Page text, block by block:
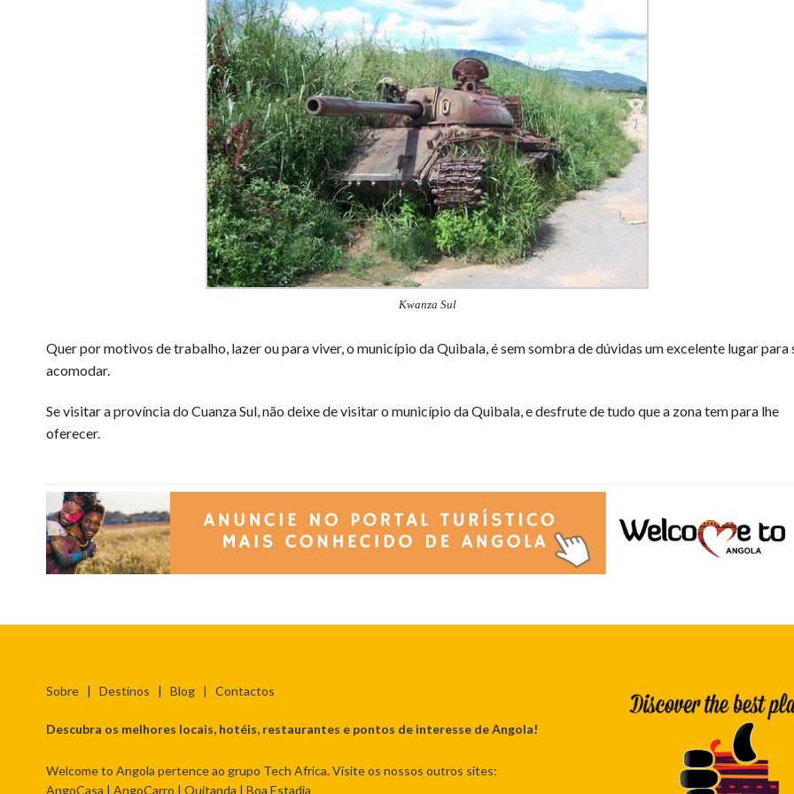
Kwanza Sul
Quer por motivos de trabalho, lazer ou para viver, o município da Quibala, é sem sombra de dúvidas um excelente lugar para
acomodar.
Se visitar a província do Cuanza Sul, não deixe de visitar o município da Quibala, e desfrute de tudo que a zona tem para lhe
oferecer.
Sobre | Destinos | Blog | Contactos
Descubra os melhores locais, hotéis, restaurantes e pontos de interesse de Angola!
Welcome to Angola pertence ao grupo Tech Africa. Visite os nossos outros sites:
AngoCasa | AngoCarro | Quitanda | Boa Estadia